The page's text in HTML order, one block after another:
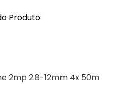
Produto:
2mp 2.8-12mm 4x 50m